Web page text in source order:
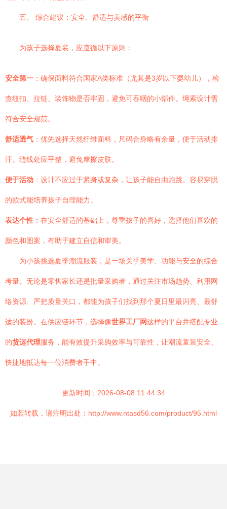
五、 综合建议：安全、舒适与美感的平衡
为孩子选择夏装，应遵循以下原则：
安全第一 ：确保面料符合国家A类标准（尤其是3岁以下婴幼儿），检
查纽扣、拉链、装饰物是否牢固，避免可吞咽的小部件。绳索设计需
符合安全规范。
舒适透气 ：优先选择天然纤维面料，尺码合身略有余量，便于活动排
汗。缝线处应平整，避免摩擦皮肤。
便于活动 ：设计不应过于紧身或复杂，让孩子能自由跑跳。容易穿脱
的款式能培养孩子自理能力。
表达个性 ：在安全舒适的基础上，尊重孩子的喜好，选择他们喜欢的
颜色和图案，有助于建立自信和审美。
为小孩挑选夏季潮流服装，是一场关乎美学、功能与安全的综合
考量。无论是零售家长还是批量采购者，通过关注市场趋势、利用网
络资源、严把质量关口，都能为孩子们找到那个夏日里最闪亮、最舒
适的装扮。在供应链环节，选择像世界工厂网这样的平台并搭配专业
的货运代理服务，能有效提升采购效率与可靠性，让潮流童装安全、
快捷地抵达每一位消费者手中。
更新时间：2026-08-08 11:44:34
如若转载，请注明出处：http://www.ntasd56.com/product/95.html